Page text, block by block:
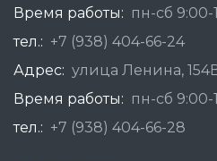
Время работы: пн-сб 9:00-
тел.: +7 (938) 404-66-24
Адрес: улица Ленина,
Время работы: пн-сб 9:00-
тел.: +7 (938) 404-66-28